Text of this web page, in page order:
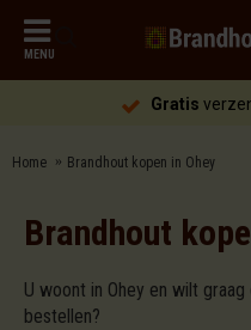
MENU
Gratis
Home Brandhout kopen in Ohey
Brandhout
U woont in Ohey en wilt
bestellen?